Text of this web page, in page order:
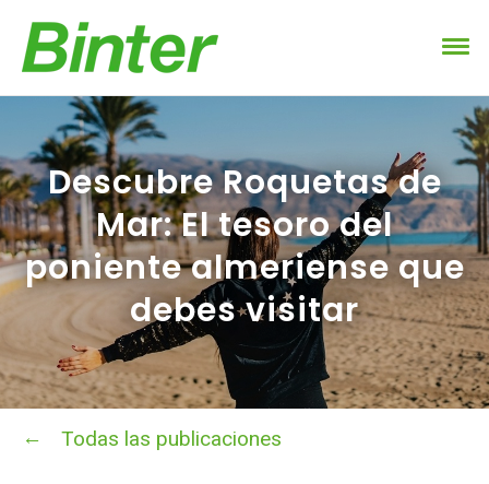
Descubre Roquetas de
Mar: El tesoro del
poniente almeriense que
debes visitar
Todas las publicaciones